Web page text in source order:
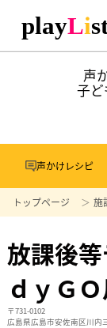
声
子
声かけレシピ
トップページ 施
放課後
ｄｙＧ
〒731-0102
広島県広島市安佐南区川内